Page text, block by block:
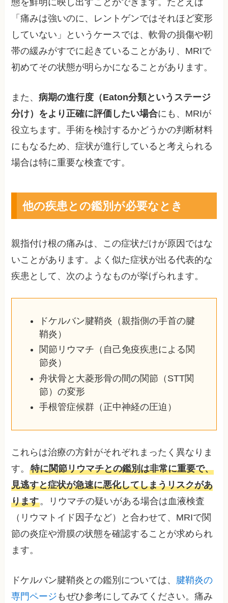
態を鮮明に映し出すことができます。たとえば
「痛みは強いのに、レントゲンではそれほど変形
していない」というケースでは、軟骨の損傷や靭
帯の緩みがすでに起きていることがあり、MRIで
初めてその状態が明らかになることがあります。
また、病期の進行度（Eaton分類というステージ
分け）をより正確に評価したい場合にも、MRIが
役立ちます。手術を検討するかどうかの判断材料
にもなるため、症状が進行していると考えられる
場合は特に重要な検査です。
他の疾患との鑑別が必要なとき
親指付け根の痛みは、この症状だけが原因ではな
いことがあります。よく似た症状が出る代表的な
疾患として、次のようなものが挙げられます。
ドケルバン腱鞘炎（親指側の手首の腱
鞘炎）
関節リウマチ（自己免疫疾患による関
節炎）
舟状骨と大菱形骨の間の関節（STT関
節）の変形
手根管症候群（正中神経の圧迫）
これらは治療の方針がそれぞれまったく異なりま
す。特に関節リウマチとの鑑別は非常に重要で、
見逃すと症状が急速に悪化してしまうリスクがあ
ります。リウマチの疑いがある場合は血液検査
（リウマトイド因子など）と合わせて、MRIで関
節の炎症や滑膜の状態を確認することが求められ
ます。
ドケルバン腱鞘炎との鑑別については、 腱鞘炎の
専門ページ もぜひ参考にしてみてください。痛み